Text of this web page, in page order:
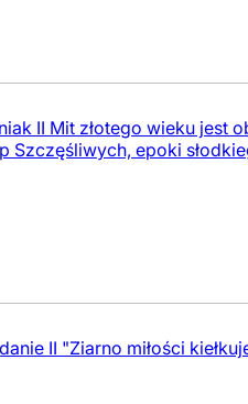
II Mit złotego wieku
Szczęśliwych, epoki
II "Ziarno miłości